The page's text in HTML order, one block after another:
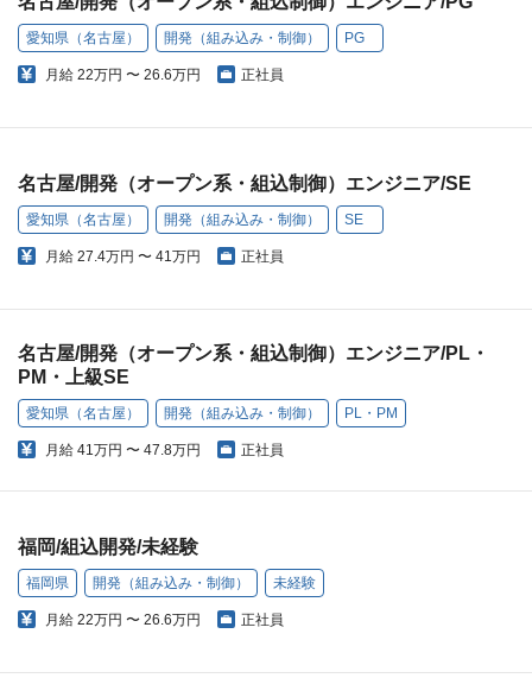
愛知県（名古屋） 開発（組み込み・制御） PG
月給 22万円 〜 26.6万円 正社員
名古屋/開発（オープン系・組込制御）エンジニア/SE
愛知県（名古屋） 開発（組み込み・制御） SE
月給 27.4万円 〜 41万円 正社員
名古屋/開発（オープン系・組込制御）エンジニア/PL・
PM・上級SE
愛知県（名古屋） 開発（組み込み・制御） PL・PM
月給 41万円 〜 47.8万円 正社員
福岡/組込開発/未経験
福岡県 開発（組み込み・制御） 未経験
月給 22万円 〜 26.6万円 正社員